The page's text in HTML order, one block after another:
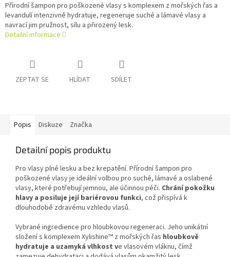
Přírodní šampon pro poškozené vlasy s komplexem z mořských řas a
levandulí intenzivně hydratuje, regeneruje suché a lámavé vlasy a
navrací jim pružnost, sílu a přirozený lesk.
Detailní informace
ZEPTAT SE HLÍDAT SDÍLET
Popis Diskuze Značka
Detailní popis produktu
Pro vlasy plné lesku a bez krepatění. Přírodní šampon pro
poškozené vlasy je ideální volbou pro suché, lámavé a oslabené
vlasy, které potřebují jemnou, ale účinnou péči. Chrání pokožku
hlavy a posiluje její bariérovou funkci, což přispívá k
dlouhodobě zdravému vzhledu vlasů.
Vybrané ingredience pro hloubkovou regeneraci. Jeho unikátní
složení s komplexem Xylishine™ z mořských řas hloubkově
hydratuje a uzamyká vlhkost ve vlasovém vláknu, čímž